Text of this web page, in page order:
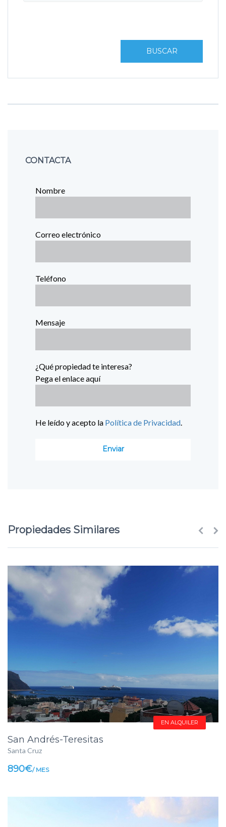
BUSCAR
CONTACTA
Nombre
Correo electrónico
Teléfono
Mensaje
¿Qué propiedad te interesa?
Pega el enlace aquí
He leído y acepto la Política de Privacidad
Propiedades Similares
EN ALQUILER
San Andrés-Teresitas
Santa Cruz
890€/ MES